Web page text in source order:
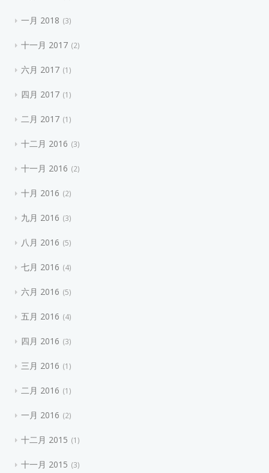
一月 2018 3
十一月 2017 2
六月 2017 1
四月 2017 1
二月 2017 1
十二月 2016 3
十一月 2016 2
十月 2016 2
九月 2016 3
八月 2016 5
七月 2016 4
六月 2016 5
五月 2016 4
四月 2016 3
三月 2016 1
二月 2016 1
一月 2016 2
十二月 2015 1
十一月 2015 3